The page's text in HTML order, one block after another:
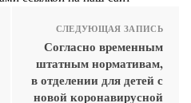
СЛЕДУЮЩАЯ ЗАПИСЬ
Согласно временным
штатным нормативам,
в отделении для детей с
новой коронавирусной